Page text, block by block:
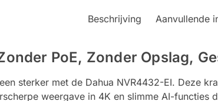
Beschrijving Aanvullende
PoE, Zonder Opslag,
sterker met de Dahua NVR4432-EI. Deze
weergave in 4K en slimme AI-